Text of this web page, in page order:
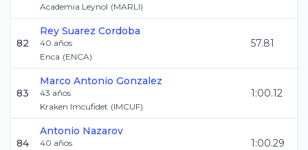
Academia Leynol (MARLI)
82
Rey Suarez Cordoba
40 años
Enca (ENCA)
57.81
83
Marco Antonio Gonzalez
43 años
Kraken Imcufidet (IMCUF)
1:00.12
84
Antonio Nazarov
40 años
1:00.29